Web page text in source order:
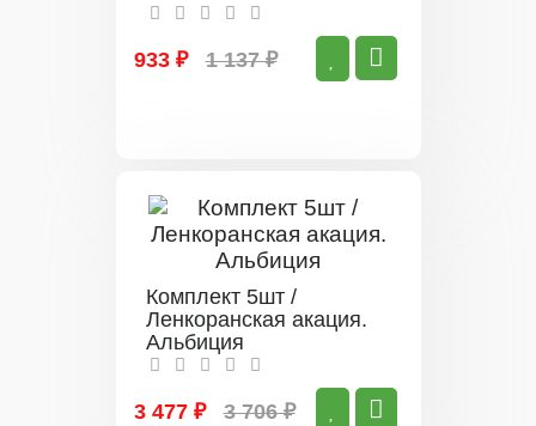
933 ₽ 1 137 ₽
Комплект 5шт /
Ленкоранская акация.
Альбиция
3 477 ₽ 3 706 ₽